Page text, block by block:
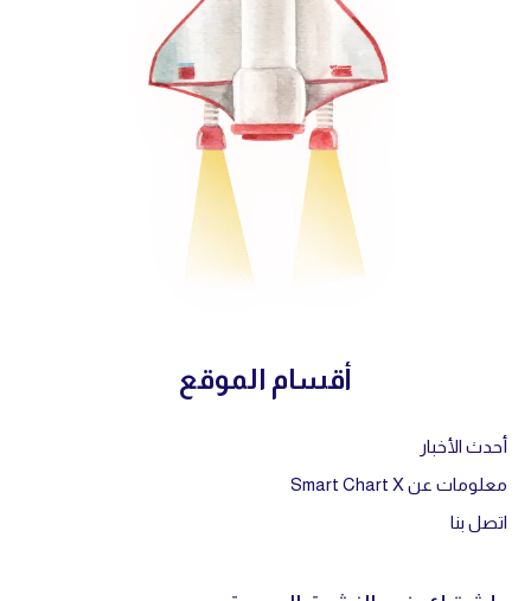
أقسام الموقع
أحدث الأخبار
معلومات عن Smart Chart X
اتصل بنا